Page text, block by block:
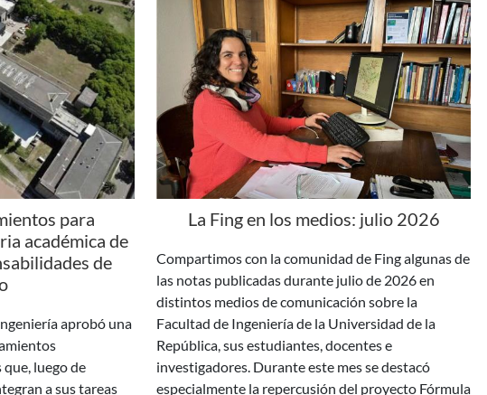
para
académica de
de
aprobó una
luego de
a sus tareas
de cuidado.
La Fing en los medios: julio 2026
Compartimos con la comunidad de Fing algunas de
las notas publicadas durante julio de 2026 en
distintos medios de comunicación sobre la
Facultad de Ingeniería de la Universidad de la
República, sus estudiantes, docentes e
investigadores. Durante este mes se destacó
especialmente la repercusión del proyecto Fórmula
SAE H2 Uruguay y el nombramiento de Paola
Bermolen como fue la primera matemática